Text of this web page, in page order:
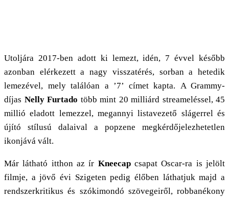
Utoljára 2017-ben adott ki lemezt, idén, 7 évvel később
azonban elérkezett a nagy visszatérés, sorban a hetedik
lemezével, mely találóan a ’7’ címet kapta. A Grammy-
díjas Nelly Furtado több mint 20 milliárd streameléssel, 45
millió eladott lemezzel, megannyi listavezető slágerrel és
újító stílusú dalaival a popzene megkérdőjelezhetetlen
ikonjává vált.
Már látható itthon az ír Kneecapcsapat Oscar-ra is jelölt
filmje, a jövő évi Szigeten pedig élőben láthatjuk majd a
rendszerkritikus és szókimondó szövegeiről, robbanékony